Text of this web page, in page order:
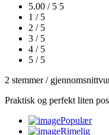
5.00 / 5 5
1 / 5
2 / 5
3 / 5
4 / 5
5 / 5
2 stemmer /
Praktisk og perfekt liten
Populær
Rimelig